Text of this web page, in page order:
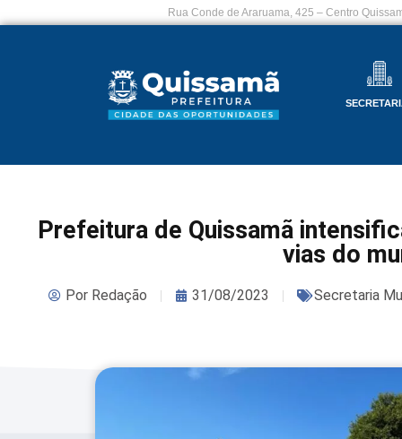
Rua Conde de Araruama, 425 – Centro
Prefeitura de Quissamã
vias do
Por Redação 31/08/2023 Secretaria